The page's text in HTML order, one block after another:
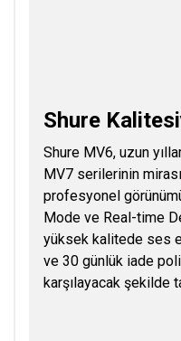
Shure
Shure MV6, uzun
MV7 serilerinin
profesyonel
Mode ve Real-time
yüksek kalitede ses
ve 30 günlük iade
karşılayacak şekilde